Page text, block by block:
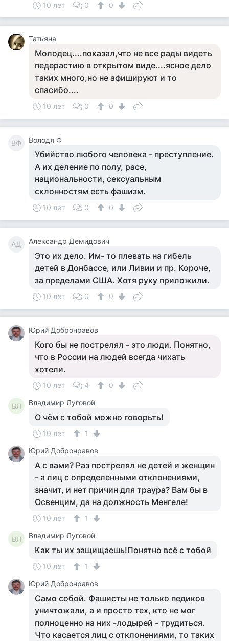
10 лет 0 0
Татьяна
Молодец....показал,что не все рады видеть
педерастию в открытом виде....ясное дело
таких много,но не афишируют и то
спасибо....
10 лет 0 0
ВФ Володя Ф
Убийство любого человека - преступление.
А их деление по полу, расе,
национальности, сексуальным
склонностям есть фашизм.
10 лет 0 0
АД Александр Демидович
Это их дело. Им- то плевать на гибель
детей в Донбассе, или Ливии и пр. Короче,
за пределами США. Хотя руку приложили.
10 лет 0 0
Юрий Добронравов
Кого бы не пострелял - это люди. Понятно,
что в России на людей всегда чихать
хотели.
10 лет 4 0
ВЛ Владимир Луговой
О чём с тобой можно говорьть!
10 лет
1
Юрий Добронравов
А с вами? Раз пострелял не детей и женщин
- а лиц с определенными отклонениями,
значит, и нет причин для траура? Вам бы в
Освенцим, да на должность Менгеле!
10 лет 1
ВЛ Владимир Луговой
Как ты их защищаешь!Понятно всё с тобой
10 лет
1
Юрий Добронравов
Само собой. Фашисты не только педиков
уничтожали, а и просто тех, кто не мог
полноценно на них -лодырей - трудиться.
Что касается лиц с отклонениями, то таких